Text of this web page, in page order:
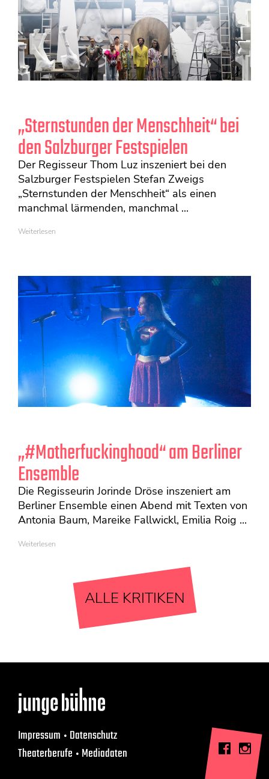
„Sternstunden der Menschheit“ bei
den Salzburger Festspielen
Der Regisseur Thom Luz inszeniert bei den
Salzburger Festspielen Stefan Zweigs
„Sternstunden der Menschheit“ als einen
manchmal lärmenden, manchmal ...
Weiterlesen
„#Motherfuckinghood“ am Berliner
Ensemble
Die Regisseurin Jorinde Dröse inszeniert am
Berliner Ensemble einen Abend mit Texten von
Antonia Baum, Mareike Fallwickl, Emilia Roig ...
Weiterlesen
ALLE KRITIKEN
Impressum Datenschutz
Theaterberufe Mediadaten